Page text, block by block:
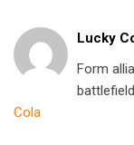
Lucky
Form
Cola